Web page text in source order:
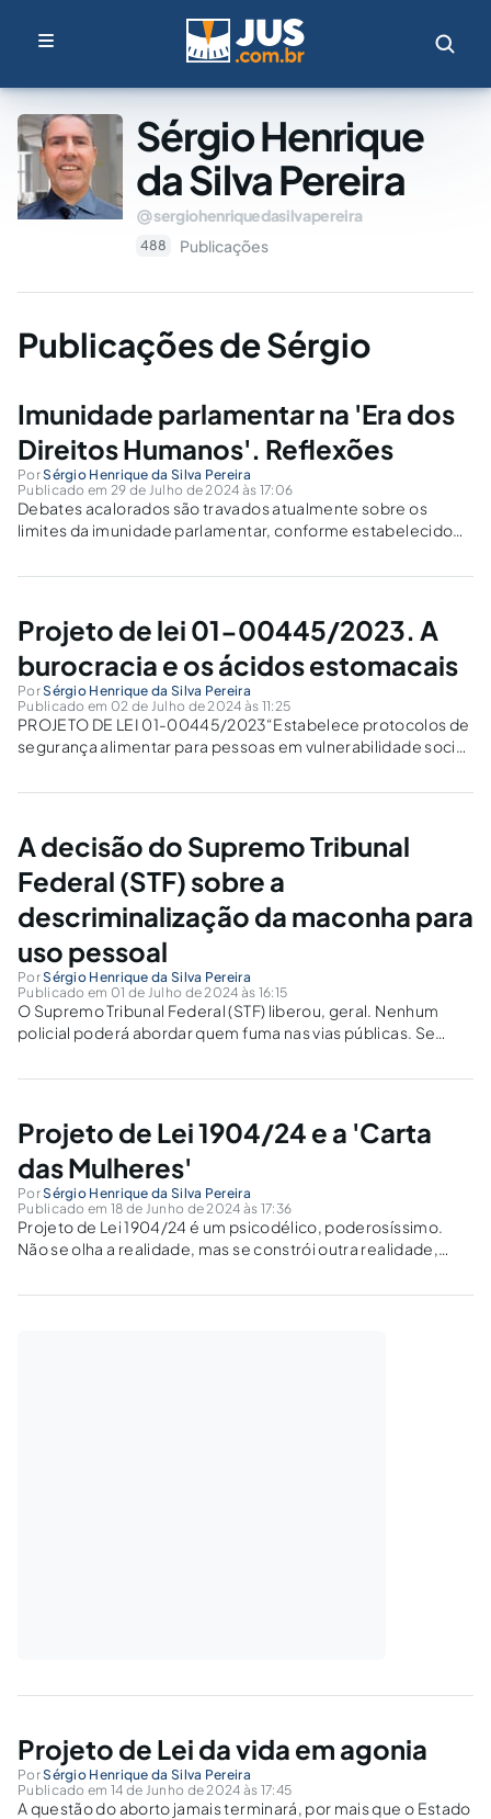
Sérgio Henrique
da Silva Pereira
sergiohenriquedasilvapereira
488 Publicações
Publicações de Sérgio
Imunidade parlamentar na 'Era dos
Direitos Humanos'. Reflexões
PorSérgio Henrique da Silva Pereira
Publicado em 29 de Julho de 2024 às 17:06
Debates acalorados são travados atualmente sobre os
limites da imunidade parlamentar, conforme estabelecido
Direitos Humanos, qual deve ser o alcance da imunidade
considerar...
Projeto de lei 01-00445/2023. A
burocracia e os ácidos estomacais
PorSérgio Henrique da Silva Pereira
Publicado em 02 de Julho de 2024 às 11:25
PROJETO DE LEI 01-00445/2023“Estabelece protocolos de
segurança alimentar para pessoas em vulnerabilidade social,
providências.Artigo 1º - Ficam estabelecidos protocolos de
Governamentais (ONGs), entidades assemelhadas...
A decisão do Supremo Tribunal
Federal (STF) sobre a
descriminalização da maconha para
uso pessoal
PorSérgio Henrique da Silva Pereira
Publicado em 01 de Julho de 2024 às 16:15
O Supremo Tribunal Federal (STF) liberou, geral. Nenhum
policial poderá abordar quem fuma nas vias públicas. Se
debaixo de sua janela e querer chamar policial, nada será
Projeto de Lei 1904/24 e a 'Carta
das Mulheres'
PorSérgio Henrique da Silva Pereira
Publicado em 18 de Junho de 2024 às 17:36
Projeto de Lei 1904/24 é um psicodélico, poderosíssimo.
Não se olha a realidade, mas se constrói outra realidade,
sobre abordo. A mulher que abortar será considerada
Projeto de Lei da vida em agonia
PorSérgio Henrique da Silva Pereira
Publicado em 14 de Junho de 2024 às 17:45
A questão do aborto jamais terminará, por mais que o Estado